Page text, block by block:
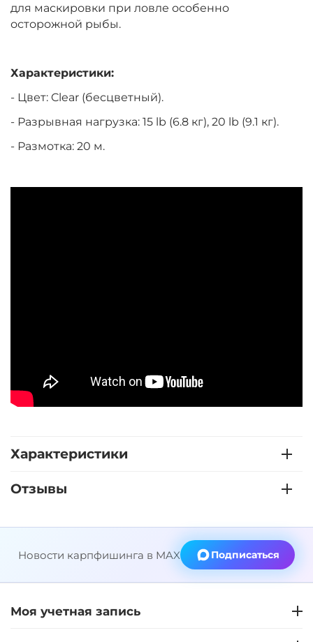
для маскировки при ловле особенно
осторожной рыбы.
Характеристики:
- Цвет: Clear (бесцветный).
- Разрывная нагрузка: 15 lb (6.8 кг), 20 lb (9.1 кг).
- Размотка: 20 м.
Характеристики
Отзывы
Новости карпфишинга в MAX Подписаться
Моя учетная запись